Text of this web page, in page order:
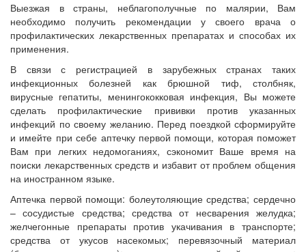
Выезжая в страны, неблагополучные по малярии, Вам
необходимо получить рекомендации у своего врача о
профилактических лекарственных препаратах и способах их
применения.
В связи с регистрацией в зарубежных странах таких
инфекционных болезней как брюшной тиф, столбняк,
вирусные гепатиты, менингококковая инфекция, Вы можете
сделать профилактические прививки против указанных
инфекций по своему желанию. Перед поездкой сформируйте
и имейте при себе аптечку первой помощи, которая поможет
Вам при легких недомоганиях, сэкономит Ваше время на
поиски лекарственных средств и избавит от проблем общения
на иностранном языке.
Аптечка первой помощи: болеутоляющие средства; сердечно
– сосудистые средства; средства от несварения желудка;
желчегонные препараты против укачивания в транспорте;
средства от укусов насекомых; перевязочный материал